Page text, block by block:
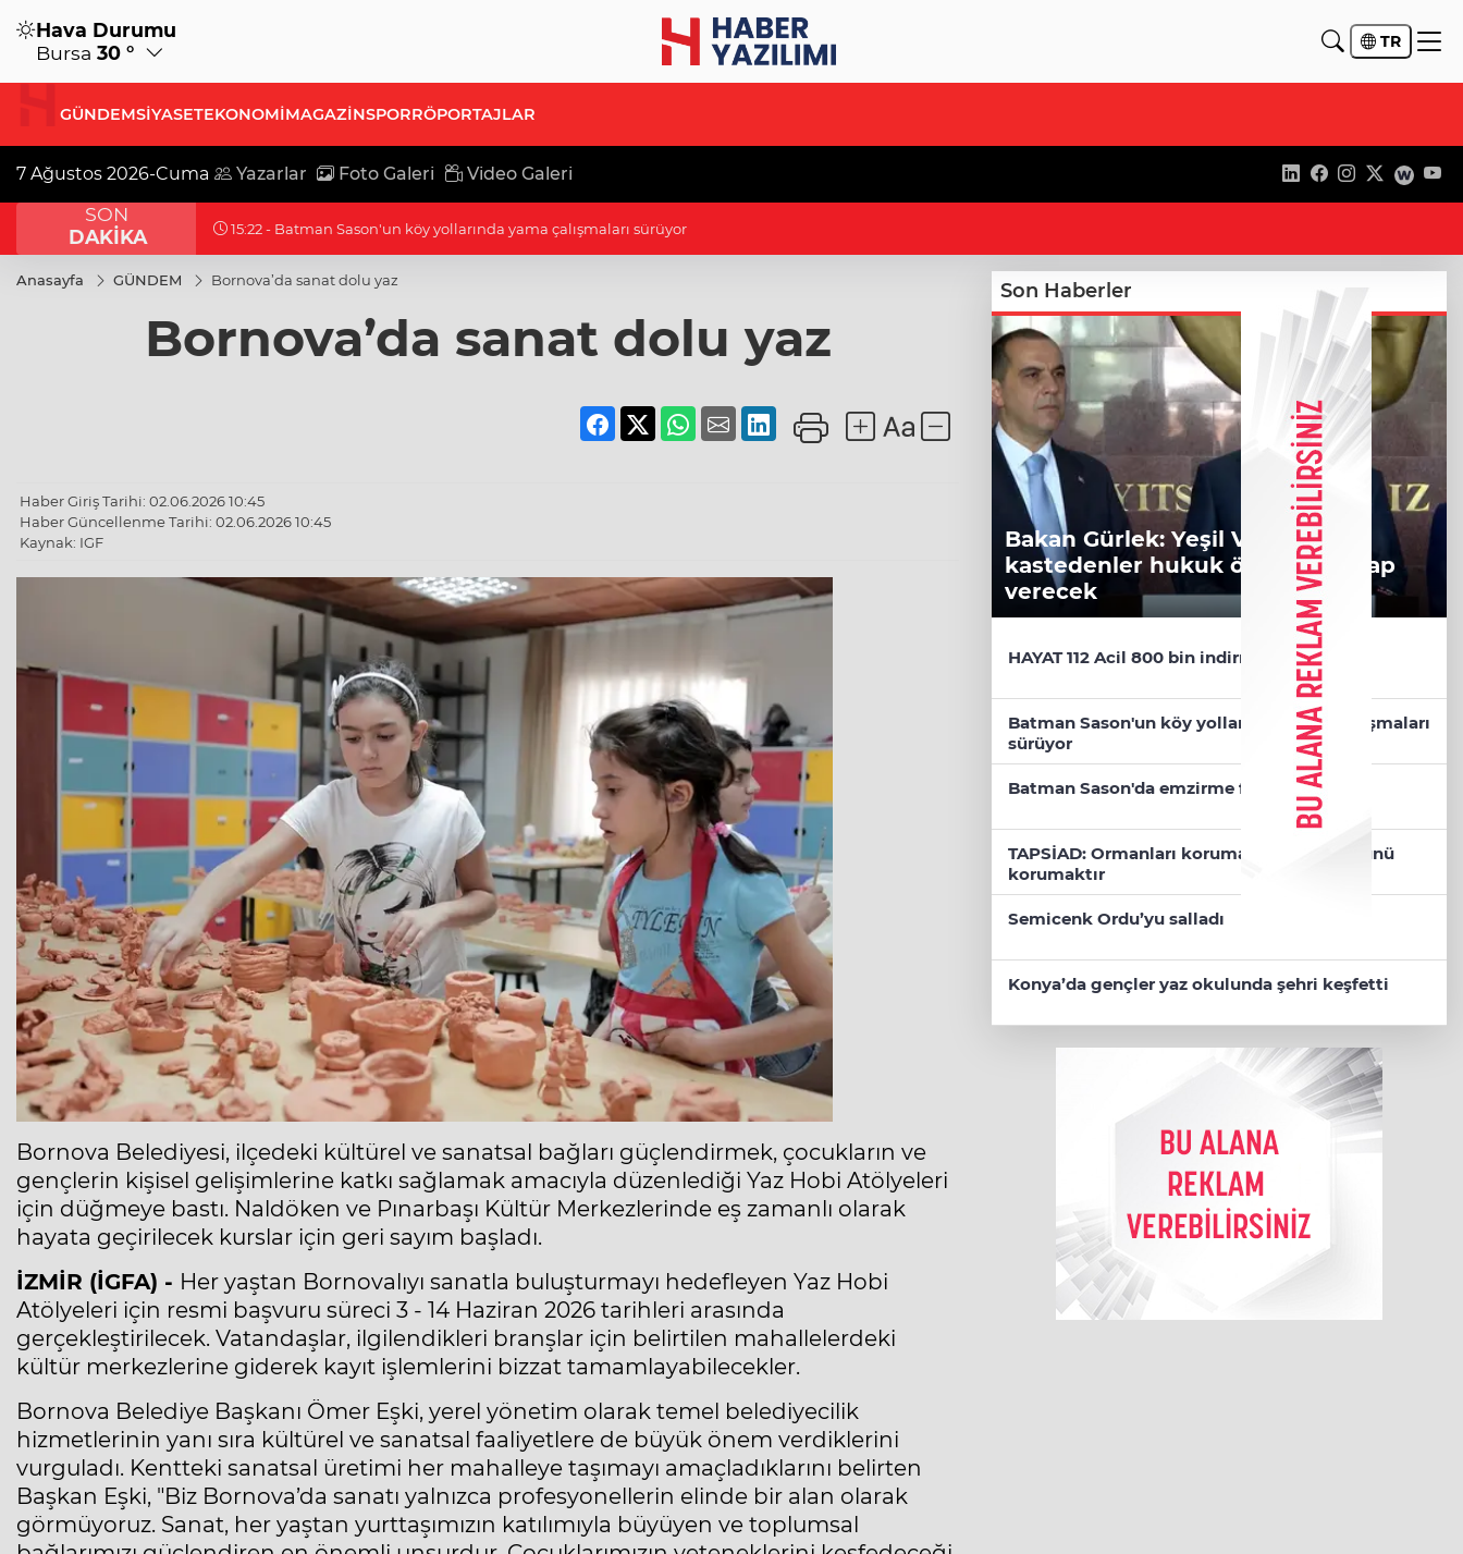
Hava Durumu
Bursa 30 ° TR
GÜNDEMSİYASETEKONOMİMAGAZİNSPORRÖPORTAJLAR
7 Ağustos 2026-Cuma Yazarlar Foto Galeri Video Galeri
SON
DAKİKA
15:22 - Batman Sason'da emzirme farkındalığı
Anasayfa GÜNDEM Bornova’da sanat dolu yaz
Bornova’da sanat dolu yaz
Haber Giriş Tarihi: 02.06.2026 10:45
Haber Güncellenme Tarihi: 02.06.2026 10:45
Kaynak: IGF
Bornova Belediyesi, ilçedeki kültürel ve sanatsal bağları güçlendirmek, çocukların ve
gençlerin kişisel gelişimlerine katkı sağlamak amacıyla düzenlediği Yaz Hobi Atölyeleri
için düğmeye bastı. Naldöken ve Pınarbaşı Kültür Merkezlerinde eş zamanlı olarak
hayata geçirilecek kurslar için geri sayım başladı.
İZMİR (İGFA) - Her yaştan Bornovalıyı sanatla buluşturmayı hedefleyen Yaz Hobi
Atölyeleri için resmi başvuru süreci 3 - 14 Haziran 2026 tarihleri arasında
gerçekleştirilecek. Vatandaşlar, ilgilendikleri branşlar için belirtilen mahallelerdeki
kültür merkezlerine giderek kayıt işlemlerini bizzat tamamlayabilecekler.
Bornova Belediye Başkanı Ömer Eşki, yerel yönetim olarak temel belediyecilik
hizmetlerinin yanı sıra kültürel ve sanatsal faaliyetlere de büyük önem verdiklerini
vurguladı. Kentteki sanatsal üretimi her mahalleye taşımayı amaçladıklarını belirten
Başkan Eşki, "Biz Bornova’da sanatı yalnızca profesyonellerin elinde bir alan olarak
görmüyoruz. Sanat, her yaştan yurttaşımızın katılımıyla büyüyen ve toplumsal
Son Haberler
Bakan Gürlek: Yeşil Vatan'a
kastedenler hukuk önünde hesap
verecek
HAYAT 112 Acil 800 bin indirmeyi aştı
Batman Sason'un köy yollarında yama çalışmaları
sürüyor
Batman Sason'da emzirme farkındalığı
TAPSİAD: Ormanları korumak, üretim gücünü
korumaktır
Semicenk Ordu’yu salladı
Konya’da gençler yaz okulunda şehri keşfetti